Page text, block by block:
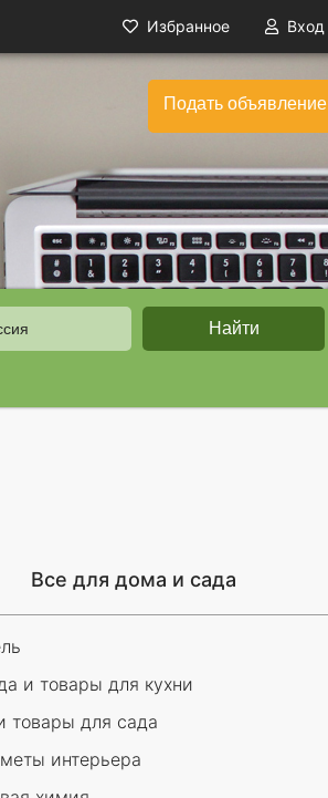
Избранное Вход
Подать объявление
Найти
Все для дома и сада
и товары для кухни
товары для сада
интерьера